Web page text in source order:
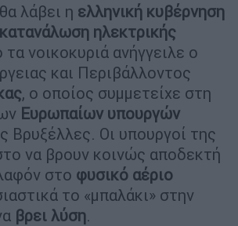
λάβει η ελληνική κυβέρνηση
κατανάλωση ηλεκτρικής
τα νοικοκυριά ανήγγειλε ο
και Περιβάλλοντος
, ο οποίος συμμετείχε στη
Ευρωπαίων υπουργών
Βρυξέλλες. Οι υπουργοί της
να βρουν κοινώς αποδεκτή
στο φυσικό αέριο
το «μπαλάκι» στην
βρει λύση.